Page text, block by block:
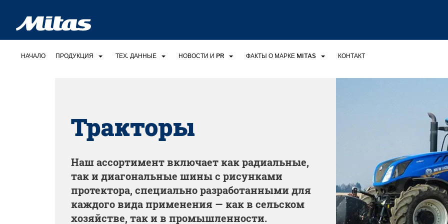
НАЧАЛО ПРОДУКЦИЯ ТЕХ. ДАННЫЕ НОВОСТИ И PR ФАКТЫ О МАРКЕ MITAS КОНТАКТ
Тракторы
Наш ассортимент включает как радиальные,
так и диагональные шины с рисунками
протектора, специально разработанными для
каждого вида применения — как в сельском
хозяйстве, так и в промышленности.